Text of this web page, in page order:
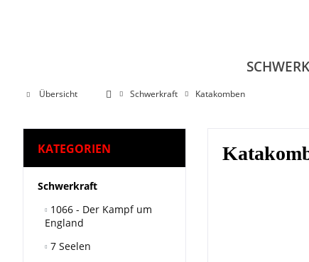
Übersicht Schwerkraft Katakomben
KATEGORIEN
Schwerkraft
1066 - Der Kampf um
England
7 Seelen